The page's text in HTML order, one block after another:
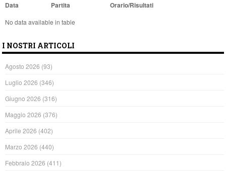
Data Partita Orario/Risultati
No data available in table
I NOSTRI ARTICOLI
Agosto 2026 (93)
Luglio 2026 (346)
Giugno 2026 (316)
Maggio 2026 (376)
Aprile 2026 (402)
Marzo 2026 (440)
Febbraio 2026 (411)